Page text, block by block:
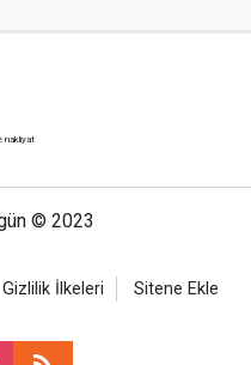
nakliyat
© 2023
Gizlilik İlkeleri Sitene Ekle